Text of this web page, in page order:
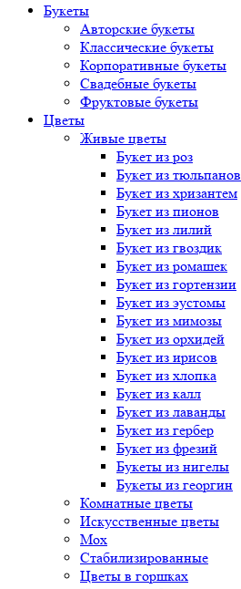
Букеты
Авторские букеты
Классические букеты
Корпоративные букеты
Свадебные букеты
Фруктовые букеты
Цветы
Живые цветы
Букет из роз
Букет из тюльпанов
Букет из хризантем
Букет из пионов
Букет из лилий
Букет из гвоздик
Букет из ромашек
Букет из гортензии
Букет из эустомы
Букет из мимозы
Букет из орхидей
Букет из ирисов
Букет из хлопка
Букет из калл
Букет из лаванды
Букет из гербер
Букет из фрезий
Букеты из нигелы
Букеты из георгин
Комнатные цветы
Искусственные цветы
Мох
Стабилизированные
Цветы в горшках